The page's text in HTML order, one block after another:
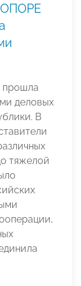
деловых
В
тяжелой